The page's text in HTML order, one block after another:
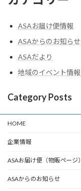
ASAお届け便情報
ASAからのお知らせ
ASAだより
地域のイベント情報
Category Posts
HOME
企業情報
ASAお届け便（物販ページ）
ASAからのお知らせ